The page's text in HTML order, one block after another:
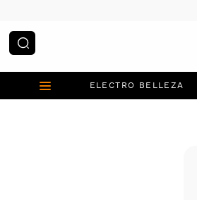
¿Qué estás buscando?
ELECTRO BELLEZA